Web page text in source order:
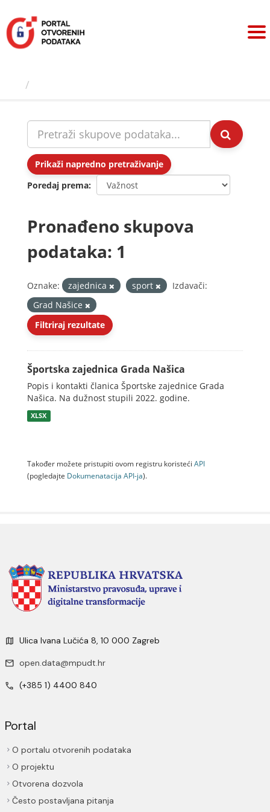
sadržaj
Prikaži napredno pretraživanje
Poredaj prema
Pronađeno skupova
podataka: 1
Oznake: zajednica sport
Izdavači:
Grad Našice
Filtriraj rezultate
Športska zajednica Grada Našica
Popis i kontakti članica Športske zajednice Grada
Našica. Na dužnost stupili 2022. godine.
XLSX
Također možete pristupiti ovom registru koristeći API
(pogledajte Dokumenаtаcijа API-jа).